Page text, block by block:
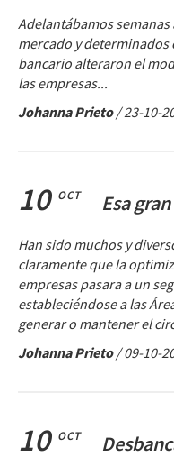
Adelantábamos
mercado y
bancario alteraron el
las empresas...
Johanna Prieto/23-10-
10 OCT Esa
Han sido muchos y
claramente que la
empresas pasara a un
estableciéndose a las
generar o mantener el
Johanna Prieto/09-10-
10 OCT